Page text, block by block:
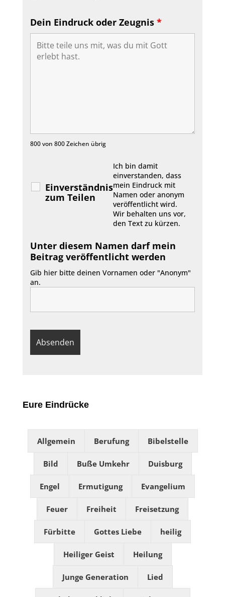
Dein Eindruck oder Zeugnis *
800 von 800 Zeichen übrig
Einverständnis
zum Teilen
Ich bin damit
einverstanden, dass
mein Eindruck mit
Namen oder anonym
veröffentlicht wird.
Wir behalten uns vor,
den Text zu kürzen.
Unter diesem Namen darf mein
Beitrag veröffentlicht werden
Gib hier bitte deinen Vornamen oder "Anonym"
an.
Eure Eindrücke
Allgemein Berufung Bibelstelle
Bild Buße Umkehr Duisburg
Engel Ermutigung Evangelium
Feuer Freiheit Freisetzung
Fürbitte Gottes Liebe heilig
Heiliger Geist Heilung
Junge Generation Lied